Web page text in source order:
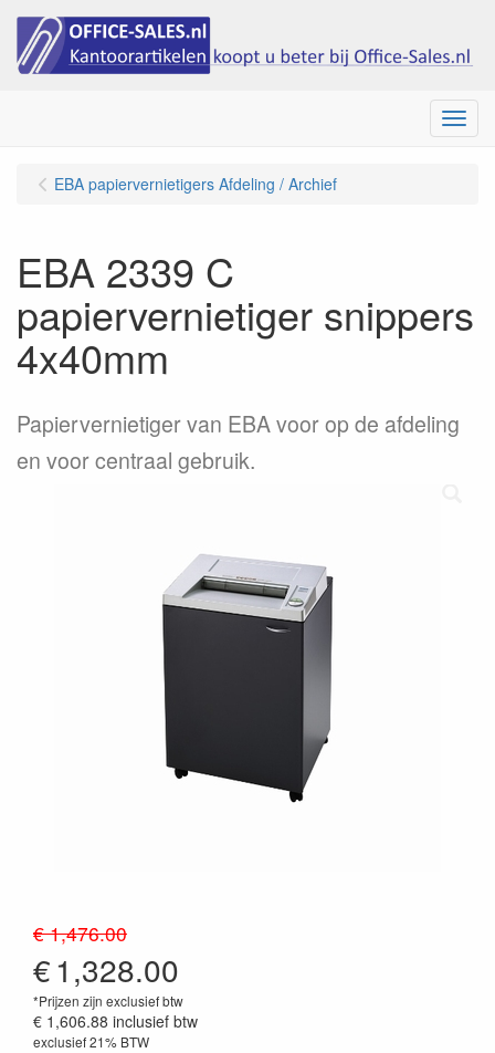
Menu
EBA papiervernietigers Afdeling / Archief
EBA 2339 C
papiervernietiger snippers
4x40mm
Papiervernietiger van EBA voor op de afdeling
en voor centraal gebruik.
€ 1,476.00
€1,328.00
*Prijzen zijn exclusief btw
€ 1,606.88 inclusief btw
exclusief 21% BTW